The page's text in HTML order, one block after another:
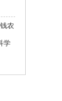
农
学